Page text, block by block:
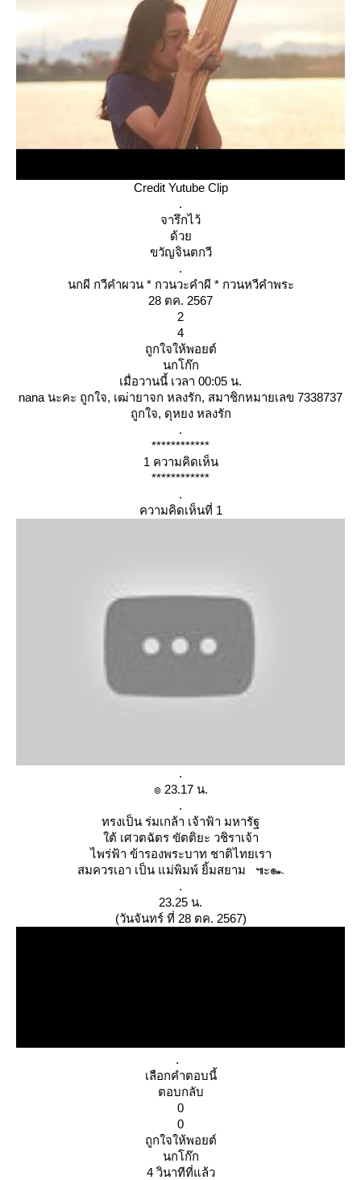
Credit Yutube Clip
.
จารึกไว้
ด้ว
ขวัญจินตกวี
.
นกผี กวีคำผวน * กวนวะคำผี * กวนหวีคำพระ
28 ตค. 2567
2
4
ถูกใจให้พอยต์
นกโก๊ก
เมื่อวานนี้ เวลา 00:05 น.
nana นะคะ ถูกใจ, เฒ่ายาจก หลงรัก, สมาชิกหมายเลข 7338737
ถูกใจ, ดุหยง หลงรัก
.
************
1 ความคิดเห็น
************
.
ความคิดเห็นที่ 1
.
๏ 23.17 น.
.
ทรงเป็น ร่มเกล้า เจ้าฟ้า มหารัฐ
ต้ เศวตฉัตร ขัตติยะ วชิราเจ้า
ไพร่ฟ้า ข้ารองพระบาท ชาติไทยเรา
สมควรเอา เป็น แม่พิมพ์ ยิ้มสยาม ๚ะ๛
.
23.25 น.
(วันจันทร์ ที่ 28 ตค. 2567)
.
เลือกคำตอบนี้
ตอบกลับ
0
0
ถูกใจให้พอยต์
นกโก๊ก
4 วินาทีที่แล้ว